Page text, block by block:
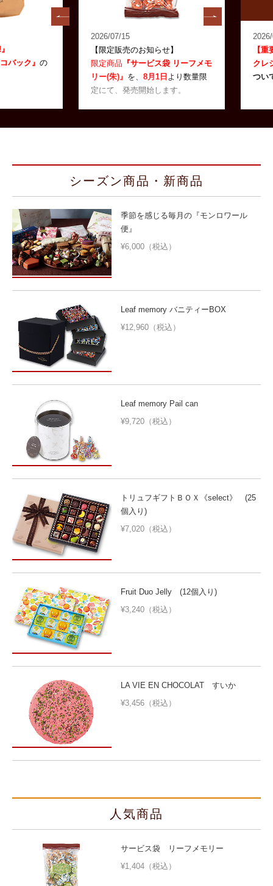
ク』の
2026/07/15
【限定販売のお知らせ】
限定商品『サービス袋 リーフメモ
リー(朱)』を、 8月1日より数量限
定にて、発売開始します。
2026/07/
【重要
クレジ
ついて
シーズン商品・新商品
季節を感じる毎月の『モンロワール
便』
¥6,000（税込）
Leaf memory バニティーBOX
¥12,960（税込）
Leaf memory Pail can
¥9,720（税込）
トリュフギフトＢＯＸ《select》 (25
個入り)
¥7,020（税込）
Fruit Duo Jelly (12個入り)
¥3,240（税込）
LA VIE EN CHOCOLAT すいか
¥3,456（税込）
人気商品
サービス袋 リーフメモリー
¥1,404（税込）